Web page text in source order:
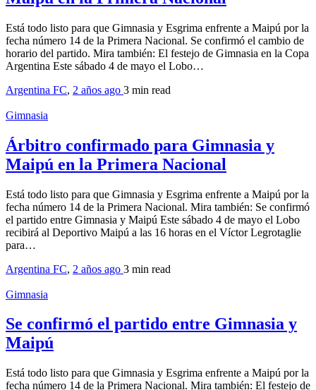
Está todo listo para que Gimnasia y Esgrima enfrente a Maipú por la
fecha número 14 de la Primera Nacional. Se confirmó el cambio de
horario del partido. Mira también: El festejo de Gimnasia en la Copa
Argentina Este sábado 4 de mayo el Lobo…
Argentina FC, 2 años ago 3 min read
Gimnasia
Árbitro confirmado para Gimnasia y
Maipú en la Primera Nacional
Está todo listo para que Gimnasia y Esgrima enfrente a Maipú por la
fecha número 14 de la Primera Nacional. Mira también: Se confirmó
el partido entre Gimnasia y Maipú Este sábado 4 de mayo el Lobo
recibirá al Deportivo Maipú a las 16 horas en el Víctor Legrotaglie
para…
Argentina FC, 2 años ago 3 min read
Gimnasia
Se confirmó el partido entre Gimnasia y
Maipú
Está todo listo para que Gimnasia y Esgrima enfrente a Maipú por la
fecha número 14 de la Primera Nacional. Mira también: El festejo de